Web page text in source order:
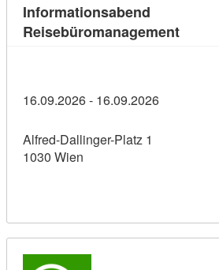
Informationsabend
Reisebüromanagement
16.09.2026 - 16.09.2026
Alfred-Dallinger-Platz 1
1030 Wien